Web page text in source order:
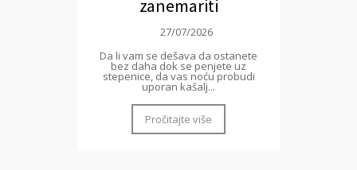
zanemariti
27/07/2026
Da li vam se dešava da ostanete
bez daha dok se penjete uz
stepenice, da vas noću probudi
uporan kašalj...
Pročitajte više